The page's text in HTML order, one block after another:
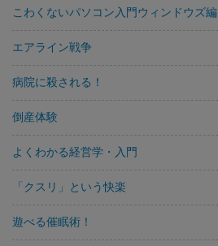
こわくないパソコン入門ウィンドウズ編
エアライン戦争
病院に殺される！
倒産体験
よくわかる経営学・入門
「クスリ」という快楽
遊べる催眠術！